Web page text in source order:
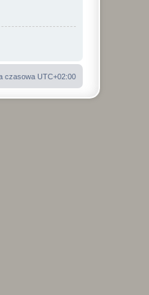
czasowa UTC+02:00